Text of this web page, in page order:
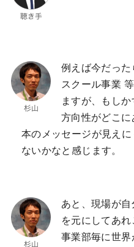
例えば今だった
スクール事業
ますが、もし
方向性がどこ
本のメッセージが見え
ないかなと感じます。
あと、現場が
を元にしてあ
事業部毎に世